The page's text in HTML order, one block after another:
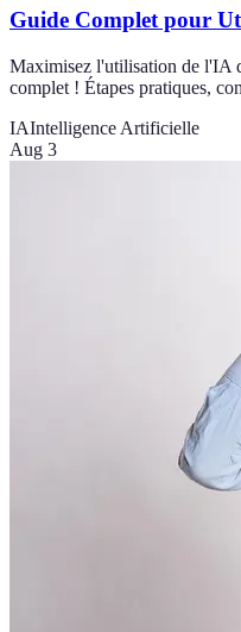
Guide Complet pour
Maximisez l'utilisation de l'IA
complet ! Étapes pratiques,
IAIntelligence Artificielle
Aug 3